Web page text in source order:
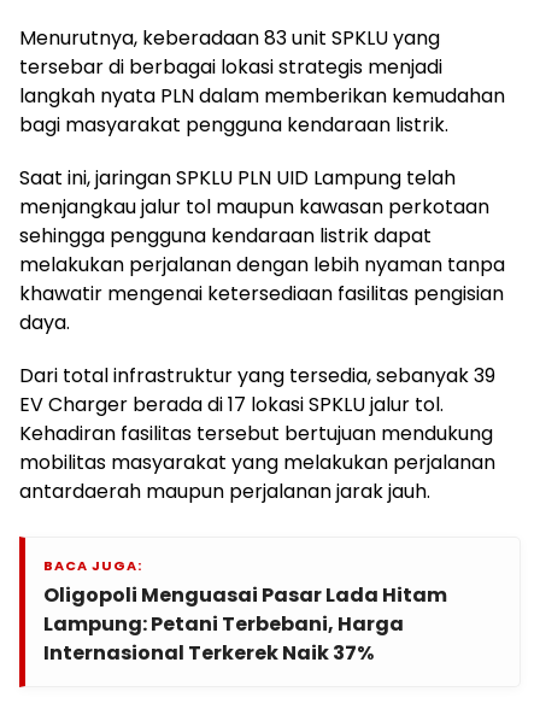
Menurutnya, keberadaan 83 unit SPKLU yang
tersebar di berbagai lokasi strategis menjadi
langkah nyata PLN dalam memberikan kemudahan
bagi masyarakat pengguna kendaraan listrik.
Saat ini, jaringan SPKLU PLN UID Lampung telah
menjangkau jalur tol maupun kawasan perkotaan
sehingga pengguna kendaraan listrik dapat
melakukan perjalanan dengan lebih nyaman tanpa
khawatir mengenai ketersediaan fasilitas pengisian
daya.
Dari total infrastruktur yang tersedia, sebanyak 39
EV Charger berada di 17 lokasi SPKLU jalur tol.
Kehadiran fasilitas tersebut bertujuan mendukung
mobilitas masyarakat yang melakukan perjalanan
antardaerah maupun perjalanan jarak jauh.
BACA JUGA:
Oligopoli Menguasai Pasar Lada Hitam
Lampung: Petani Terbebani, Harga
Internasional Terkerek Naik 37%